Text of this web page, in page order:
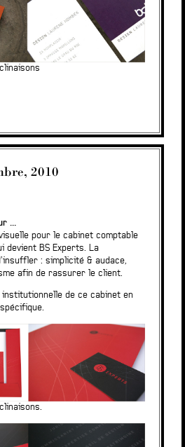
2010
…
pour le cabinet comptable
devient BS Experts. La
: simplicité & audace,
afin de rassurer le client.
institutionnelle de ce cabinet en